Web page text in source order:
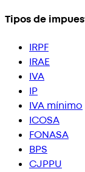
Tipos de
IRPF
IRAE
IVA
IP
IVA mínimo
ICOSA
FONASA
BPS
CJPPU